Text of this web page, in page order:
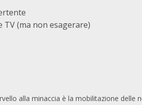
TV (ma non esagerare)
alla minaccia è la mobilitazione